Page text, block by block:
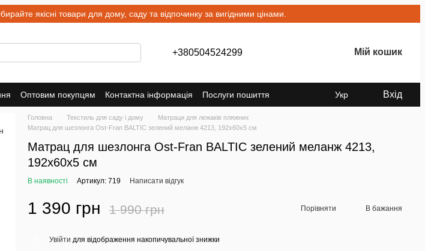
якісні товари для дому, саду та відпочинку за вигідними цінами.
+380504524299 Мій кошик
Оптовим покупцям Контактна інформація
Послуги пошиття
Укр Вхід
Головна Текстиль для саду і дому
Матраци для лежаків пляжних
Матрац для шезлонга Ost-Fran BALTIC зелений меланж 4213, 192x60x5 см
Матрац для шезлонга Ost-Fran BALTIC зелений меланж 4213,
192x60x5 см
В наявності Артикул: 719 Написати відгук
1 390 грн 1 990 грн Порівняти В бажання
Увійти для відображення накопичувальної знижки